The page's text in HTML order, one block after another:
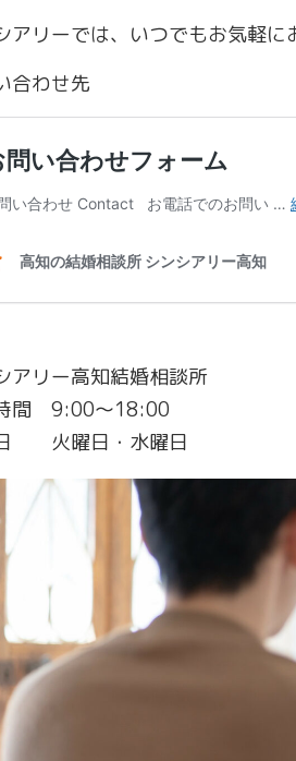
アリーでは、いつでもお気軽に
合わせ先
アリー高知結婚相談所
間 9:00〜18:00
火曜日・水曜日